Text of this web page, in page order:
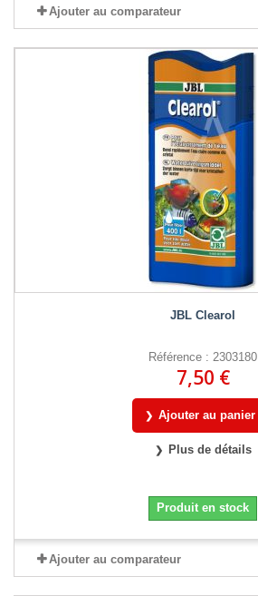
Ajouter au comparateur
JBL Clearol
Référence : 2303180
7,50 €
Ajouter au panier
Plus de détails
Produit en stock
Ajouter au comparateur